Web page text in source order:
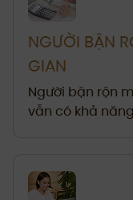
NGƯỜI BẬN
GIAN
Người bận rộn
vẫn có khả